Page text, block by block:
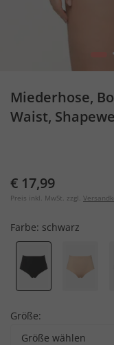
Miederhose,
Waist,
€ 17,99
Preis inkl. MwSt. zzgl.
Farbe: schwarz
Größe:
Größe wählen